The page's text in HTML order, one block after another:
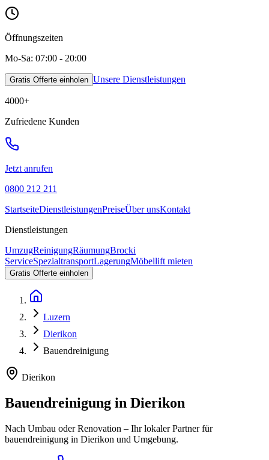
Öffnungszeiten
Mo-Sa: 07:00 - 20:00
Gratis Offerte einholen Unsere Dienstleistungen
4000+
Zufriedene Kunden
Jetzt anrufen
0800 212 211
StartseiteDienstleistungenPreiseÜber unsKontakt
Dienstleistungen
UmzugReinigungRäumungBrocki
ServiceSpezialtransportLagerungMöbellift mieten
Gratis Offerte einholen
Luzern
Dierikon
Bauendreinigung
Dierikon
Bauendreinigung in Dierikon
Nach Umbau oder Renovation – Ihr lokaler Partner für
bauendreinigung in Dierikon und Umgebung.